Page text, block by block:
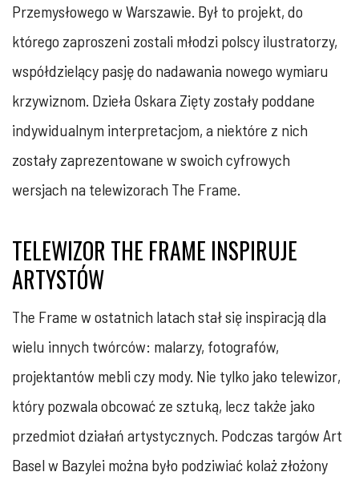
Przemysłowego w Warszawie. Był to projekt, do
którego zaproszeni zostali młodzi polscy ilustratorzy,
współdzielący pasję do nadawania nowego wymiaru
krzywiznom. Dzieła Oskara Zięty zostały poddane
indywidualnym interpretacjom, a niektóre z nich
zostały zaprezentowane w swoich cyfrowych
wersjach na telewizorach The Frame.
TELEWIZOR THE FRAME INSPIRUJE
ARTYSTÓW
The Frame w ostatnich latach stał się inspiracją dla
wielu innych twórców: malarzy, fotografów,
projektantów mebli czy mody. Nie tylko jako telewizor,
który pozwala obcować ze sztuką, lecz także jako
przedmiot działań artystycznych. Podczas targów Art
Basel w Bazylei można było podziwiać kolaż złożony